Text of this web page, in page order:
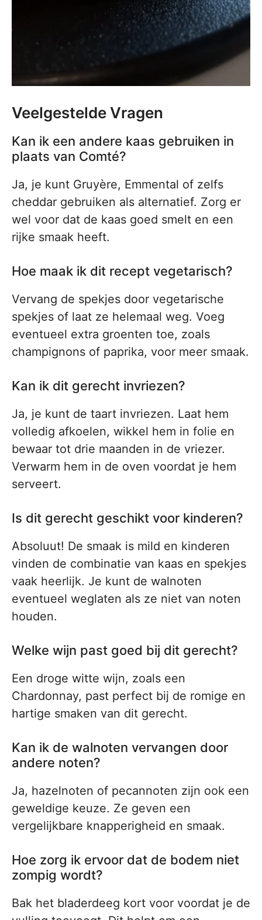
Veelgestelde Vragen
Kan ik een andere kaas gebruiken in
plaats van Comté?
Ja, je kunt Gruyère, Emmental of zelfs
cheddar gebruiken als alternatief. Zorg er
wel voor dat de kaas goed smelt en een
rijke smaak heeft.
Hoe maak ik dit recept vegetarisch?
Vervang de spekjes door vegetarische
spekjes of laat ze helemaal weg. Voeg
eventueel extra groenten toe, zoals
champignons of paprika, voor meer smaak.
Kan ik dit gerecht invriezen?
Ja, je kunt de taart invriezen. Laat hem
volledig afkoelen, wikkel hem in folie en
bewaar tot drie maanden in de vriezer.
Verwarm hem in de oven voordat je hem
serveert.
Is dit gerecht geschikt voor kinderen?
Absoluut! De smaak is mild en kinderen
vinden de combinatie van kaas en spekjes
vaak heerlijk. Je kunt de walnoten
eventueel weglaten als ze niet van noten
houden.
Welke wijn past goed bij dit gerecht?
Een droge witte wijn, zoals een
Chardonnay, past perfect bij de romige en
hartige smaken van dit gerecht.
Kan ik de walnoten vervangen door
andere noten?
Ja, hazelnoten of pecannoten zijn ook een
geweldige keuze. Ze geven een
vergelijkbare knapperigheid en smaak.
Hoe zorg ik ervoor dat de bodem niet
zompig wordt?
Bak het bladerdeeg kort voor voordat je de